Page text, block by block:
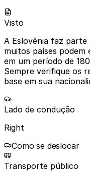
Visto
A Eslovênia faz parte
muitos países
em um período de
Sempre verifique os
base em sua
Lado de condução
Right
Como se deslocar
Transporte público